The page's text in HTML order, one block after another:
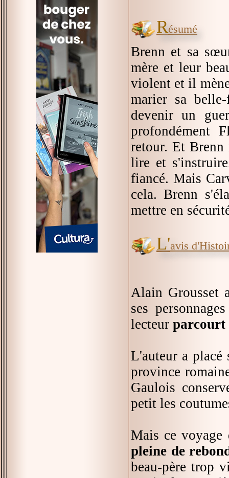
Résumé
Brenn et sa
mère et leur
violent et il
marier sa
devenir un
profondément
retour. Et Brenn
lire et
fiancé. Mais
cela. Brenn
mettre en
L'avis
Alain Grousset
ses
lecteur parcourt
L'auteur a
province
Gaulois
petit les
Mais ce
pleine de
beau-père trop